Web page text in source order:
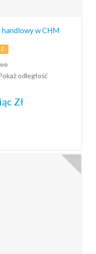
handlowy w CHM
odległość
Zł